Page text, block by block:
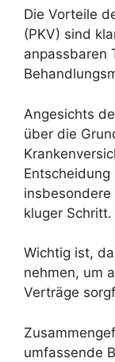
Die Vorteile
(PKV) sind
anpassbaren
Angesichts
über die
Entscheidung
kluger Schritt.
Wichtig ist,
nehmen, um
Verträge
umfassende